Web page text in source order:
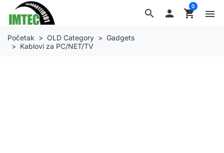
search  shopping_cart
0
menu
Početak OLD Category
Gadgets
Kablovi za PC/NET/TV